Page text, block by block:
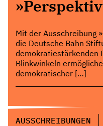
Mit der Ausschreibung
die Deutsche Bahn
demokratiestärkenden
Blinkwinkeln
demokratischer […]
AUSSCHREIBUNGEN